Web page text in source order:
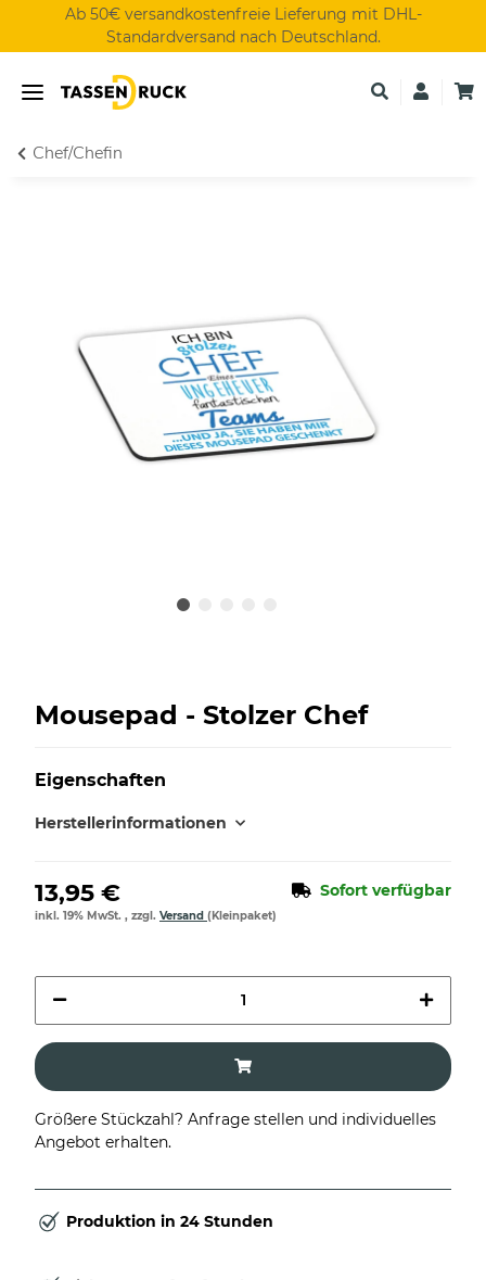
Ab 50€ versandkostenfreie Lieferung mit DHL-
Standardversand nach Deutschland.
Chef/Chefin
Mousepad - Stolzer Chef
Eigenschaften
Herstellerinformationen
13,95 € Sofort verfügbar
inkl. 19% MwSt. , zzgl. Versand (Kleinpaket)
Größere Stückzahl? Anfrage stellen und individuelles
Angebot erhalten.
Produktion in 24 Stunden